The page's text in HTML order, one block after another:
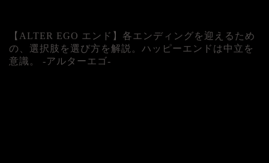
【ALTER EGO エンド】各エンディングを迎えるため
の、選択肢を選び方を解説。ハッピーエンドは中立を
意識。 -アルターエゴ-